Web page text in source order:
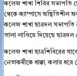
কলেজ শাখা শিবির সভাপতি
থেকে ক্যাম্পাসে অস্থিতিশীল
কলেজ শাখা ছাত্রদল সভাপতি
তালা লাগিয়ে দিয়েছে ছাত্রদল।
কলেজ শাখা ছাত্রশিবিরের
নেতাকর্মীকে ধাক্কা, কলার